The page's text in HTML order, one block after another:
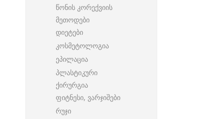
წონის კორექვიის
მეთოდები
დიეტები
კოსმეტოლოგია
ეპილაცია
პლასტიკური
ქირურგია
ფიტნესი, ვარჯიშები
რუჯი